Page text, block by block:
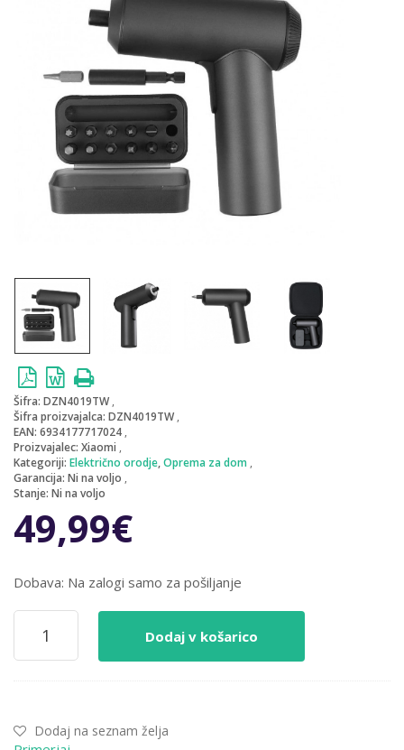
Šifra: DZN4019TW
Šifra proizvajalca: DZN4019TW
EAN: 6934177717024
Proizvajalec: Xiaomi
Kategoriji: Električno orodje,Oprema za dom
Garancija: Ni na voljo
Stanje: Ni na voljo
49,99€
Dobava: Na zalogi samo za pošiljanje
Akumulatorski
vijačnik
Xiaomi
(DZN4019TW)
Dodaj v košarico
Dodaj na seznam želja